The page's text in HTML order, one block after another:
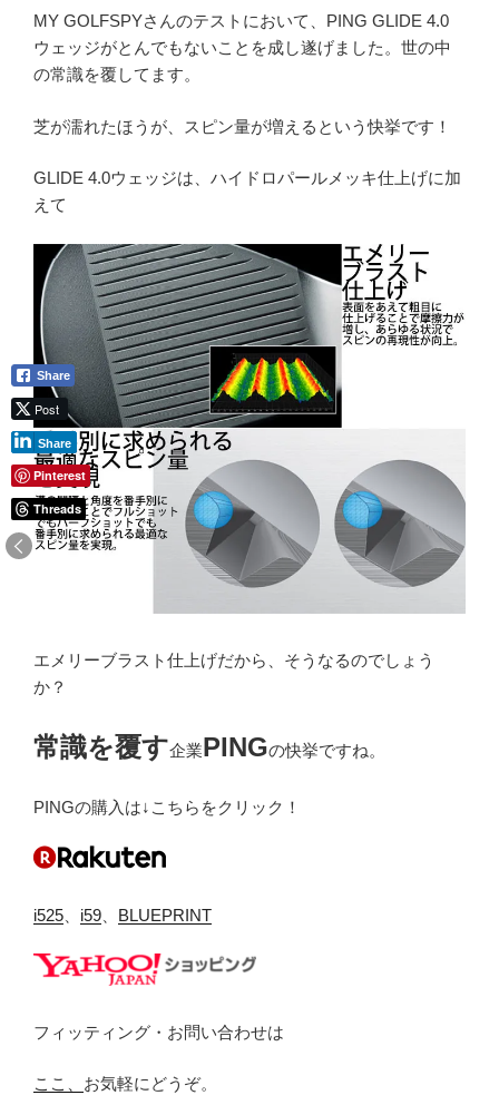
MY GOLFSPYさんのテストにおいて、PING GLIDE 4.0
ウェッジがとんでもないことを成し遂げました。世の中
の常識を覆してます。
芝が濡れたほうが、スピン量が増えるという快挙です！
GLIDE 4.0ウェッジは、ハイドロパールメッキ仕上げに加
えて
エメリーブラスト仕上げだから、そうなるのでしょう
か？
常識を覆す企業PINGの快挙ですね。
PINGの購入は↓こちらをクリック！
i525 i59 BLUEPRINT
フィッティング・お問い合わせは
ここ、 お気軽にどうぞ。
Share
Post
Share
Pinterest
Threads